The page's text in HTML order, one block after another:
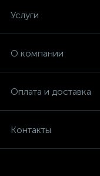
Услуги
О компании
Оплата и доставка
Контакты